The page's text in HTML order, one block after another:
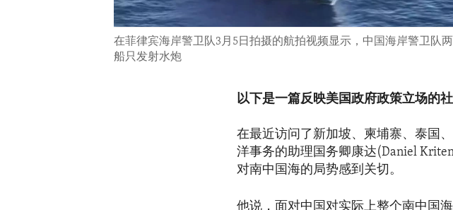
在菲律宾海岸警卫队3月5日拍摄的航拍视频显示，中国海岸警卫队
船只发射水炮
以下是一篇反映美国政府政策立场的社
在最近访问了新加坡、柬埔寨、泰国
洋事务的助理国务卿康达(Daniel
对南中国海的局势感到关切。
他说，面对中国对实际上整个南中国